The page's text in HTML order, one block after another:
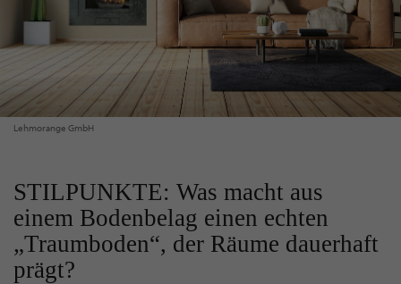
Lehmorange GmbH
STILPUNKTE: Was macht aus
einem Bodenbelag einen echten
„Traumboden“, der Räume dauerhaft
prägt?